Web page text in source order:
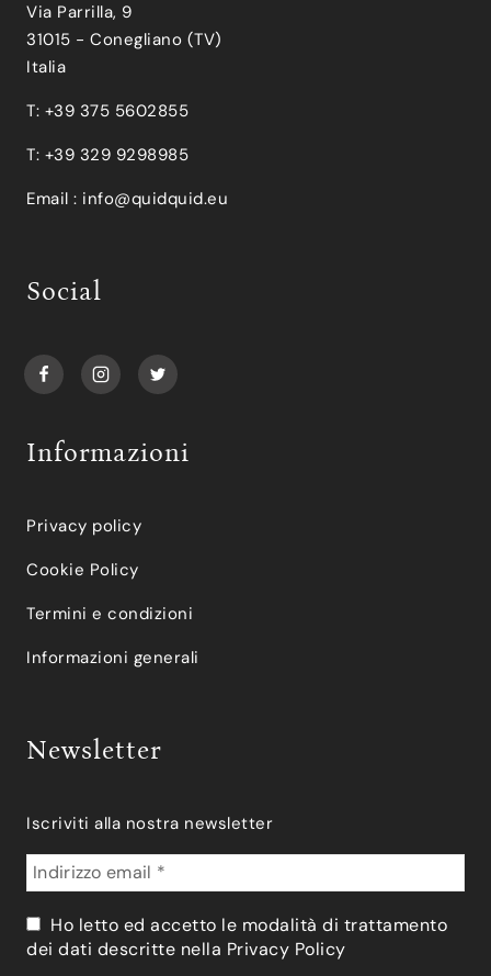
Via Parrilla, 9
31015 - Conegliano (TV)
Italia
T: +39 375 5602855
T: +39 329 9298985
Email : info@quidquid.eu
Social
Informazioni
Privacy policy
Cookie Policy
Termini e condizioni
Informazioni generali
Newsletter
Iscriviti alla nostra newsletter
Ho letto ed accetto le modalità di trattamento
dei dati descritte nella Privacy Policy